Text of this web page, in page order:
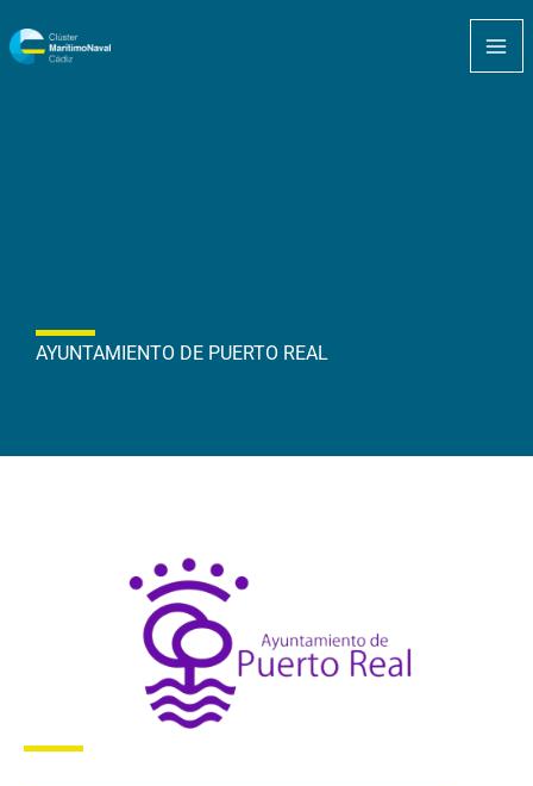
al
AYUNTAMIENTO DE PUERTO REAL